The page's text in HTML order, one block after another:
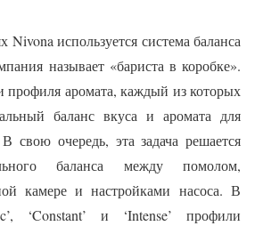
Nivona используется система баланса
называет «бариста в коробке».
профиля аромата, каждый из которых
баланс вкуса и аромата для
свою очередь, эта задача решается
баланса между помолом,
камере и настройками насоса. В
‘Constant’ и ‘Intense’ профили